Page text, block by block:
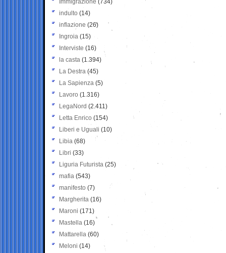
Immigrazione (734)
indulto (14)
inflazione (26)
Ingroia (15)
Interviste (16)
la casta (1.394)
La Destra (45)
La Sapienza (5)
Lavoro (1.316)
LegaNord (2.411)
Letta Enrico (154)
Liberi e Uguali (10)
Libia (68)
Libri (33)
Liguria Futurista (25)
mafia (543)
manifesto (7)
Margherita (16)
Maroni (171)
Mastella (16)
Mattarella (60)
Meloni (14)